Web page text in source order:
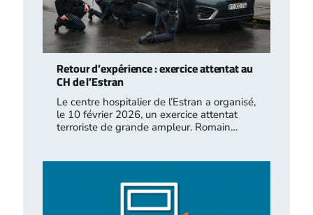
Retour d’expérience : exercice attentat au
CH de l’Estran
Le centre hospitalier de l’Estran a organisé,
le 10 février 2026, un exercice attentat
terroriste de grande ampleur. Romain…